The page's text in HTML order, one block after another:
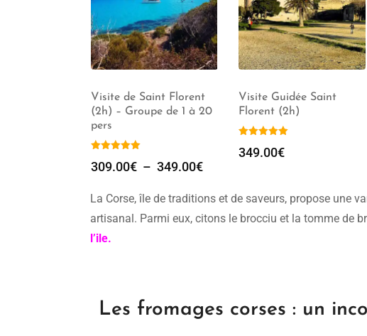
Guide Privé Saint
Florent *** (2h)
309.00 €
Visite de Saint Florent
(2h) – Groupe de 1 à 20
pers
La Corse, île de traditions et de saveurs, propose une
artisanal. Parmi eux, citons le brocciu et la tomme de
l’ile.
Les fromages corses : un